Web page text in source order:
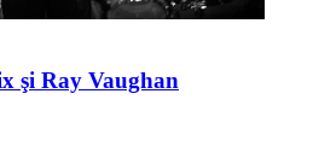
şi Ray Vaughan